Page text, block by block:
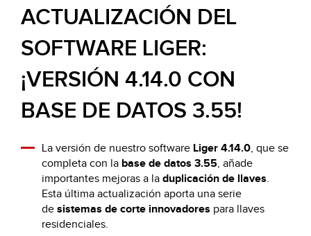
ACTUALIZACIÓN DEL
SOFTWARE LIGER:
¡VERSIÓN 4.14.0 CON
BASE DE DATOS 3.55!
La versión de nuestro software Liger 4.14.0, que se
completa con la base de datos 3.55, añade
importantes mejoras a la duplicación de llaves.
Esta última actualización aporta una serie
de sistemas de corte innovadores para llaves
residenciales.